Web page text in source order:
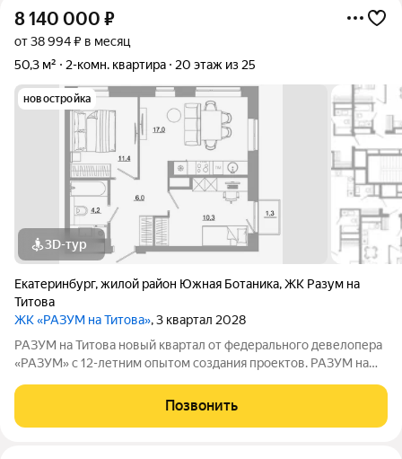
8 140 000 ₽
от 38 994 ₽ в месяц
50,3 м²
2-комн. квартира 20 этаж из 25
новостройка
3D-тур
Екатеринбург,жилой район Южная Ботаника,ЖК Разум на
Титова
ЖК «РАЗУМ на Титова», 3 квартал 2028
РАЗУМ на Титова новый квартал от федерального девелопера
«РАЗУМ» с 12-летним опытом создания проектов. РАЗУМ на
Монтёрская, Титова и Смоленская. Квартал в Чкаловском
районе создан по концепции
Позвонить